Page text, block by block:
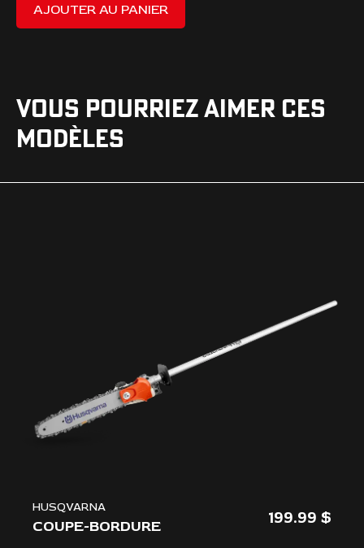
AJOUTER AU PANIER
VOUS POURRIEZ AIMER CES
MODÈLES
HUSQVARNA
COUPE-BORDURE 199.99